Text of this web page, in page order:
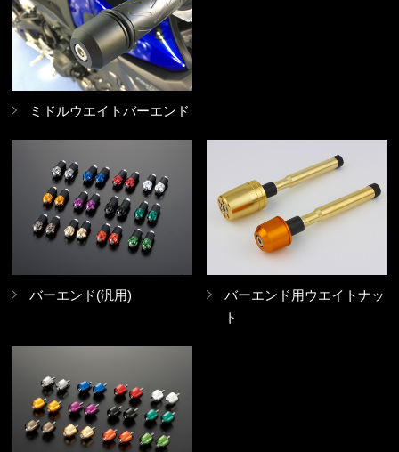
ミドルウエイトバーエンド
バーエンド(汎用)
バーエンド用ウエイトナッ
ト